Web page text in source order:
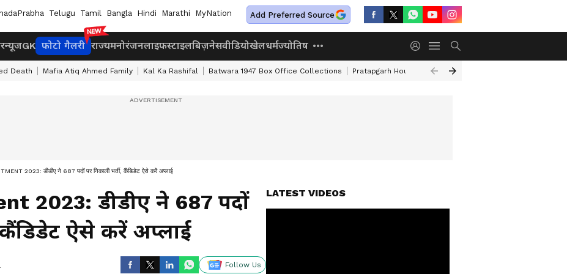
Telugu Tamil Bangla Hindi Marathi MyNation Add Preferred Source
न्यूजGK फोटो गैलरी राज्यमनोरंजनलाइफस्टाइलबिज़नेसवीडियोखेलधर्मज्योतिष
Death Mafia Atiq Ahmed Family Kal Ka Rashifal Batwara 1947 Box Office Collections Pratapgarh House Collapse
2023: डीडीए ने 687 पदों पर निकाली भर्ती, कैंडिडेट ऐसे करें अप्लाई
2023: डीडीए ने 687 पदों
कैंडिडेट ऐसे करें अप्लाई
Follow Us
LATEST VIDEOS